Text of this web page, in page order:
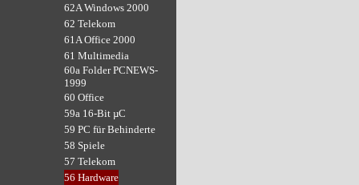
62A Windows 2000
62 Telekom
61A Office 2000
61 Multimedia
60a Folder PCNEWS-
1999
60 Office
59a 16-Bit µC
59 PC für Behinderte
58 Spiele
57 Telekom
56 Hardware